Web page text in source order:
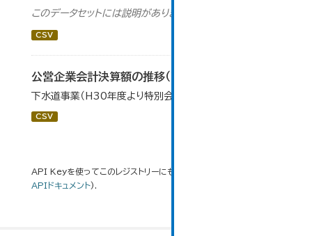
このデータセットには説明がありません
CSV
公営企業会計決算額の推移（下水道事業）
下水道事業（H30年度より特別会計から移行）
CSV
API Keyを使ってこのレジストリーにもアクセス可能です
APIドキュメント).